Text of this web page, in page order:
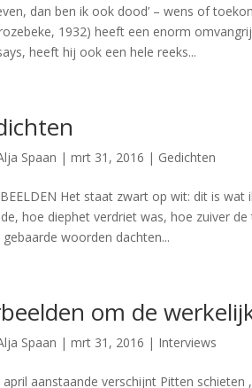
dan ben ik ook dood’ – wens of
1932) heeft een enorm
heeft hij ook een hele reeks...
Spaan |mrt 31, 2016 | Gedichten
Het staat zwart op wit: dit is
hoe diephet verdriet was, hoe zuiver
gebaarde woorden dachten...
om de
Spaan |mrt 31, 2016 | Interviews
april aanstaande verschijnt Pitten